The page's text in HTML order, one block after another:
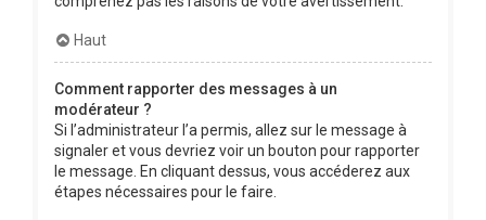
Haut
Comment rapporter des messages à un
modérateur ?
Si l’administrateur l’a permis, allez sur le message à
signaler et vous devriez voir un bouton pour rapporter
le message. En cliquant dessus, vous accéderez aux
étapes nécessaires pour le faire.